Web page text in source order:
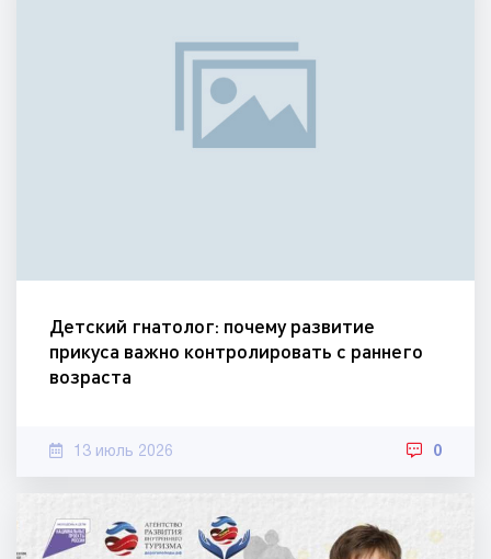
Детский гнатолог: почему развитие
прикуса важно контролировать с раннего
возраста
13 июль 2026 0